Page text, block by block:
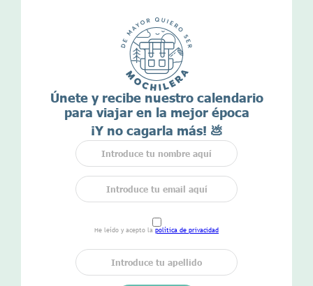
Únete y recibe nuestro calendario
para viajar en la mejor época
¡Y no cagarla más! 💩
He leído y acepto la política de privacidad